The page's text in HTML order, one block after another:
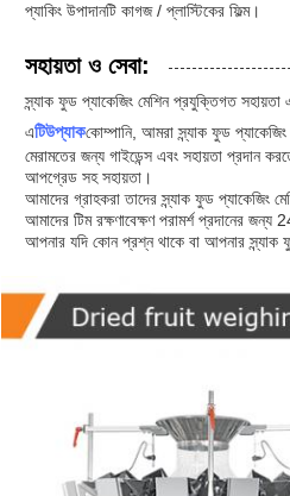
প্যাকিং উপাদানটি কাগজ / প্লাস্টিকের ফিল্ম।
সহায়তা ও সেবা:
স্ন্যাক ফুড প্যাকেজিং মেশিন প্রযুক্তিগত সহায়তা
এটিউপ্যাককোম্পানি, আমরা স্ন্যাক ফুড
মেরামতের জন্য গাইডেন্স এবং সহায়তা প্রদান
আপগ্রেড সহ সহায়তা।
আমাদের গ্রাহকরা তাদের স্ন্যাক ফুড প্যাকেজিং
আমাদের টিম রক্ষণাবেক্ষণ পরামর্শ প্রদানের
আপনার যদি কোন প্রশ্ন থাকে বা আপনার স্ন্যাক